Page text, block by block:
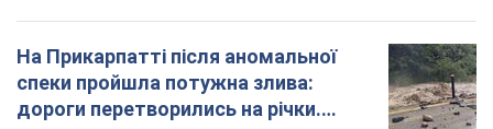
На Прикарпатті після аномальної
спеки пройшла потужна злива:
дороги перетворились на річки.